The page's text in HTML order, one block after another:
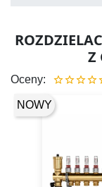
Z
Oceny: 
NOWY